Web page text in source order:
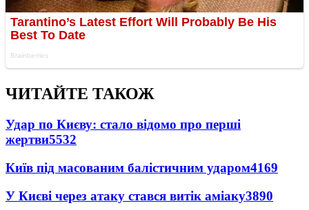
ЧИТАЙТЕ ТАКОЖ
Удар по Києву: стало відомо про перші
жертви5532
Київ під масованим балістичним ударом4169
У Києві через атаку стався витік аміаку3890